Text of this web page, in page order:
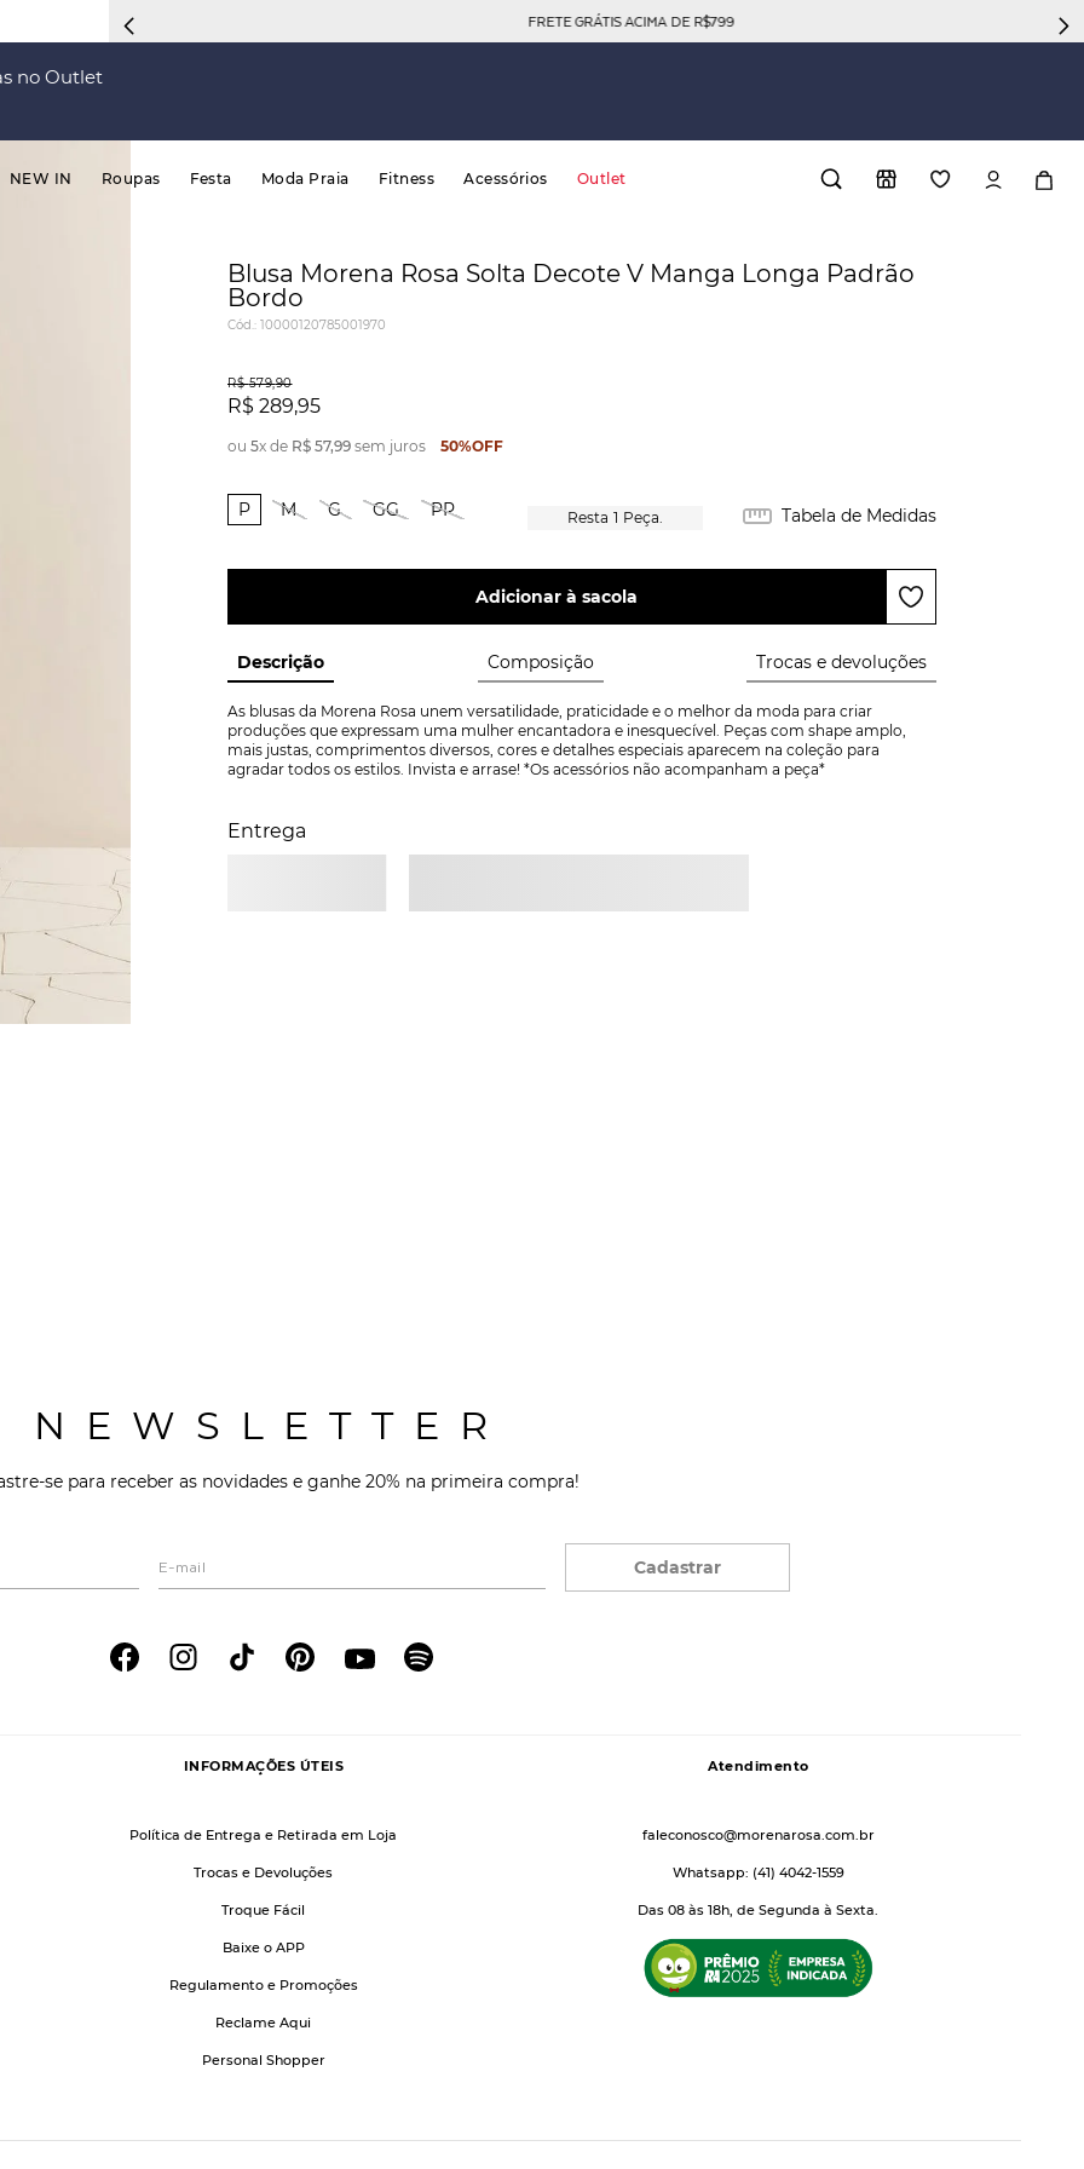
FRETE GRÁTIS ACIMA DE R$799
no Outlet
NEW IN Roupas Festa Moda Praia Fitness Acessórios Outlet
Blusa Morena Rosa Solta Decote V Manga Longa Padrão
Bordo
Cód.: 10000120785001970
R$ 579,90
R$ 289,95
ou 5x de R$ 57,99 sem juros 50%OFF
P M G GG PP 1 Peça. Tabela de Medidas
Adicionar à sacola
Descrição Composição Trocas e devoluções
As blusas da Morena Rosa unem versatilidade, praticidade e o melhor da moda para criar
produções que expressam uma mulher encantadora e inesquecível. Peças com shape amplo,
mais justas, comprimentos diversos, cores e detalhes especiais aparecem na coleção para
agradar todos os estilos. Invista e arrase! *Os acessórios não acompanham a peça*
Entrega
NEWSLETTER
se para receber as novidades e ganhe 20% na primeira compra!
Cadastrar
INFORMAÇÕES ÚTEIS
Política de Entrega e Retirada em Loja
Trocas e Devoluções
Troque Fácil
Baixe o APP
Regulamento e Promoções
Reclame Aqui
Personal Shopper
Atendimento
faleconosco@morenarosa.com.br
Whatsapp: (41) 4042-1559
Das 08 às 18h, de Segunda à Sexta.